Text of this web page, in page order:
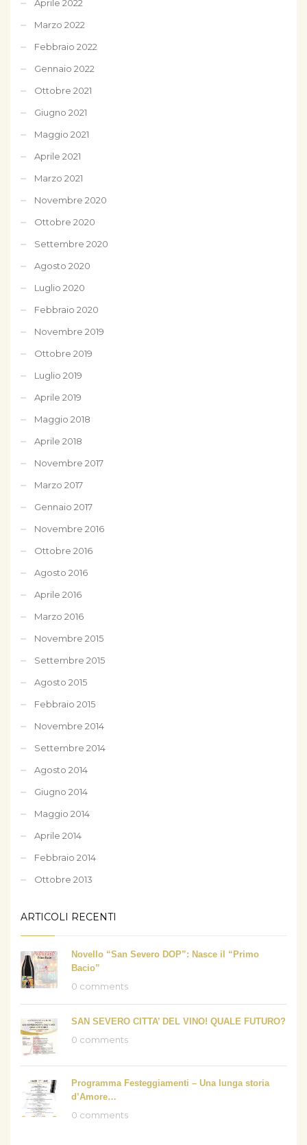
Aprile 2022
Marzo 2022
Febbraio 2022
Gennaio 2022
Ottobre 2021
Giugno 2021
Maggio 2021
Aprile 2021
Marzo 2021
Novembre 2020
Ottobre 2020
Settembre 2020
Agosto 2020
Luglio 2020
Febbraio 2020
Novembre 2019
Ottobre 2019
Luglio 2019
Aprile 2019
Maggio 2018
Aprile 2018
Novembre 2017
Marzo 2017
Gennaio 2017
Novembre 2016
Ottobre 2016
Agosto 2016
Aprile 2016
Marzo 2016
Novembre 2015
Settembre 2015
Agosto 2015
Febbraio 2015
Novembre 2014
Settembre 2014
Agosto 2014
Giugno 2014
Maggio 2014
Aprile 2014
Febbraio 2014
Ottobre 2013
ARTICOLI RECENTI
Novello “San Severo DOP”: Nasce il “Primo
Bacio”
0 comments
SAN SEVERO CITTA’ DEL VINO! QUALE FUTURO?
0 comments
Programma Festeggiamenti – Una lunga storia
d’Amore…
0 comments